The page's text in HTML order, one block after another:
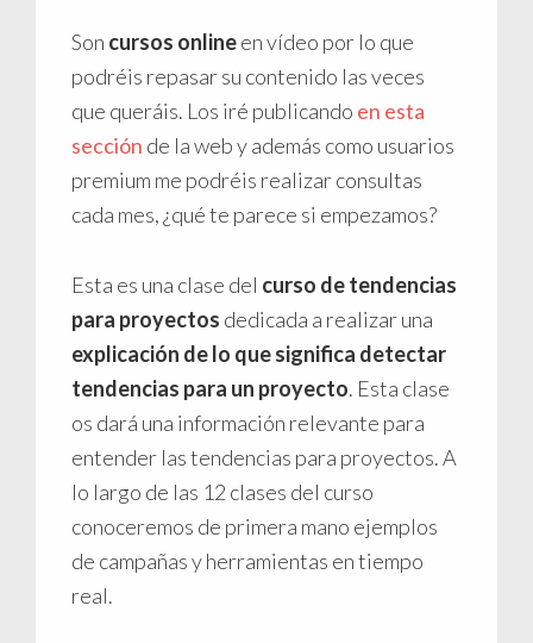
Son cursos onlineen vídeo por lo que
podréis repasar su contenido las veces
que queráis. Los iré publicando en esta
sección de la web y además como usuarios
premium me podréis realizar consultas
cada mes, ¿qué te parece si empezamos?
Esta es una clase del curso de tendencias
para proyectos dedicada a realizar una
explicación de lo que significa detectar
tendencias para un proyecto. Esta clase
os dará una información relevante para
entender las tendencias para proyectos. A
lo largo de las 12 clases del curso
conoceremos de primera mano ejemplos
de campañas y herramientas en tiempo
real.